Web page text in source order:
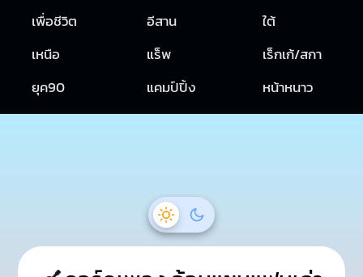
เพื่อชีวิต
อีสาน
ใต้
เหนือ
แร็พ
เร็กเก้/สกา
ยุค90
แคมป์ปิ้ง หน้าหนาว